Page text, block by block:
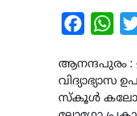
ആനന്ദപുരം :
വിദ്യാഭ്യാസ
സ്കൂൾ